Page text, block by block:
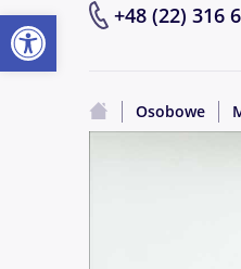
+48 (22) 316
Osobowe
Otwórz pasek narzędzi